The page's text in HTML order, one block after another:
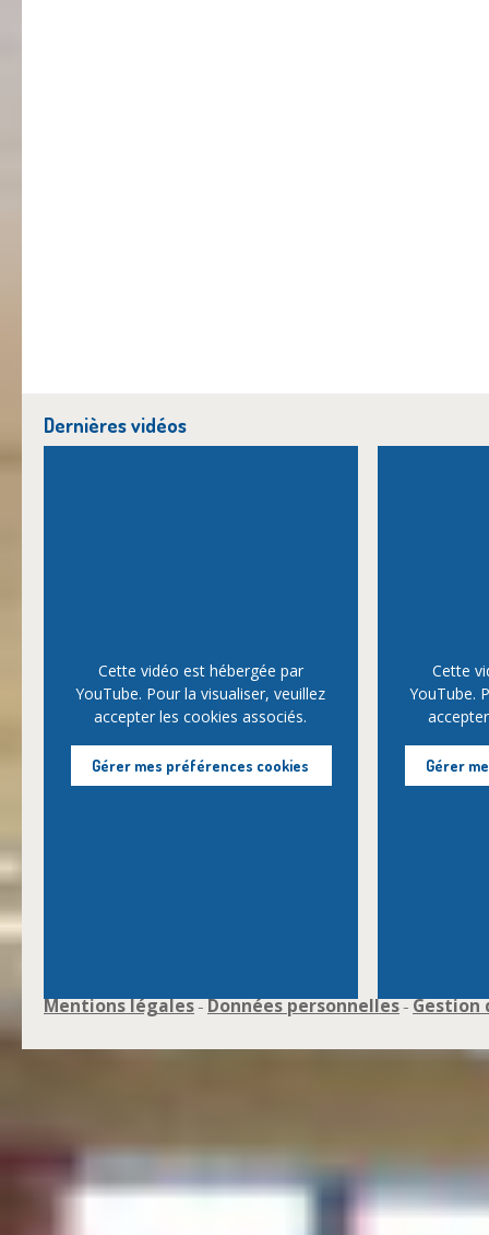
Dernières vidéos
Cette vidéo est hébergée par
YouTube. Pour la visualiser, veuillez
accepter les cookies associés.
Gérer mes préférences cookies
Cette
YouTube.
Gérer
Mentions légales-Données personnelles-Gestion